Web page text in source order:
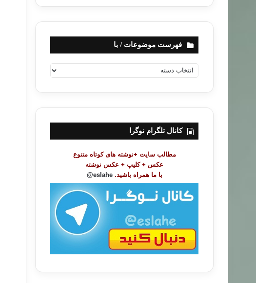
فهرست موضوعات / با
ه
ت
ض
کانال تلگرام نوگرا
مطالب سایت +نوشته های کوتاه متنوع
عکس + کلیپ + عکس نوشته
با ما همراه باشید. eslahe@